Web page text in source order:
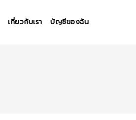
เกี่ยวกับเรา บัญชีของฉัน